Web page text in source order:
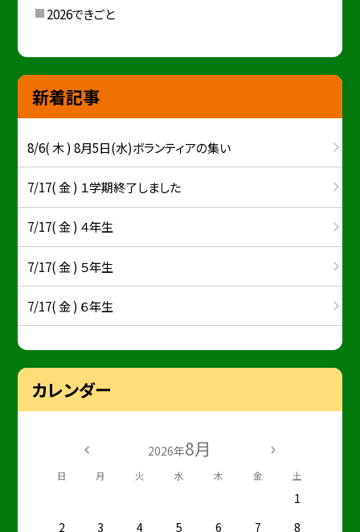
2026できごと
新着記事
8/6( 木 ) 8月5日(水)ボランティアの集い
7/17( 金 ) １学期終了しました
7/17( 金 ) ４年生
7/17( 金 ) ５年生
7/17( 金 ) ６年生
カレンダー
2026年8月
日 月 火 水 木 金 土
1
2
3 4 5 6 7
8